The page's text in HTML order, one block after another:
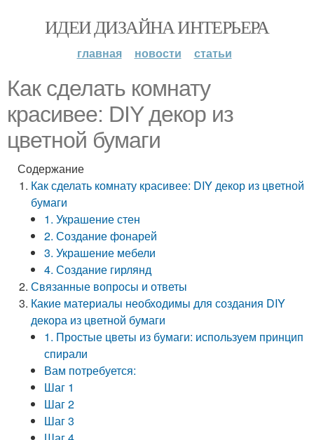
ИДЕИ ДИЗАЙНА ИНТЕРЬЕРА
главная новости статьи
Как сделать комнату
красивее: DIY декор из
цветной бумаги
Содержание
Как сделать комнату красивее: DIY декор из цветной
бумаги
1. Украшение стен
2. Создание фонарей
3. Украшение мебели
4. Создание гирлянд
Связанные вопросы и ответы
Какие материалы необходимы для создания DIY
декора из цветной бумаги
1. Простые цветы из бумаги: используем принцип
спирали
Вам потребуется:
Шаг 1
Шаг 2
Шаг 3